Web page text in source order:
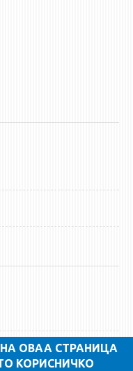
ОВАА СТРАНИЦА
КОРИСНИЧКО